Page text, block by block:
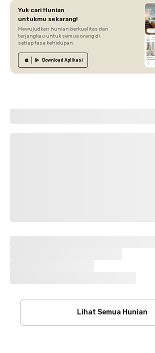
Yuk cari Hunian
untukmu sekarang!
Mewujudkan hunian berkualitas dan
terjangkau untuk semua orang di
setiap fase kehidupan.
Download Aplikasi
Lihat Semua Hunian